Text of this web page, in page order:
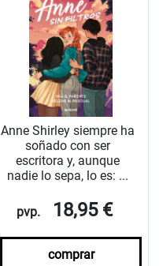
Anne Shirley siempre ha
soñado con ser
escritora y, aunque
nadie lo sepa, lo es: ...
pvp. 18,95 €
comprar